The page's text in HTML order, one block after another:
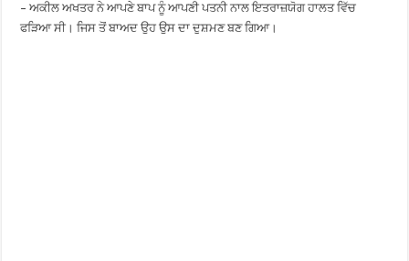
– ਅਕੀਲ ਅਖਤਰ ਨੇ ਆਪਣੇ ਬਾਪ ਨੂੰ ਆਪਣੀ ਪਤਨੀ ਨਾਲ ਇਤਰਾਜ਼ਯੋਗ ਹਾਲਤ ਵਿੱਚ
ਫੜਿਆ ਸੀ। ਜਿਸ ਤੋਂ ਬਾਅਦ ਉਹ ਉਸ ਦਾ ਦੁਸ਼ਮਣ ਬਣ ਗਿਆ।